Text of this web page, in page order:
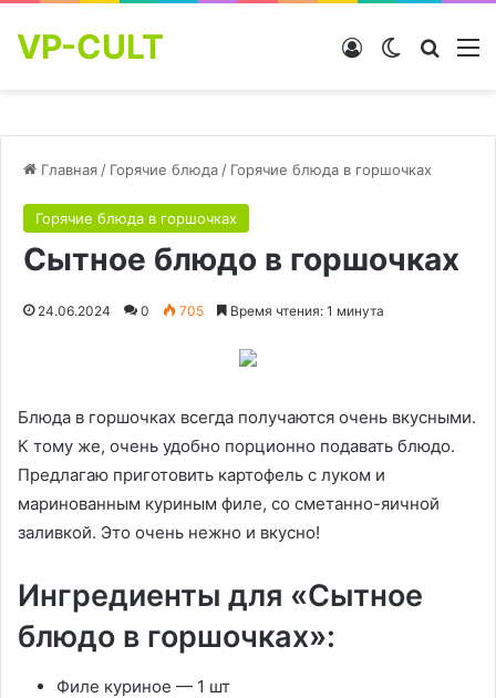
VP-CULT Switch skin
Войти
Главная / Горячие блюда / Горячие блюда в горшочках
Горячие блюда в горшочках
Сытное блюдо в горшочках
24.06.2024 0 705 Время чтения: 1 минута
Блюда в горшочках всегда получаются очень вкусными.
К тому же, очень удобно порционно подавать блюдо.
Предлагаю приготовить картофель с луком и
маринованным куриным филе, со сметанно-яичной
заливкой. Это очень нежно и вкусно!
Ингредиенты для «Сытное
блюдо в горшочках»:
Филе куриное — 1 шт